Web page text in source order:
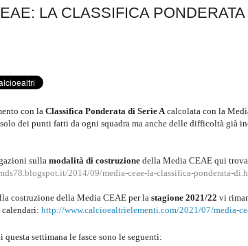
LA CLASSIFICA
con la Classifica Ponderata di Serie Acalcolata con la
dei punti fatti da ogni squadra ma anche delle difficoltà già
sullamodalità di costruzione della Media CEAE qui
2014/09/media-ceae-la-classifica-ponderata-
costruzione della Media CEAE per la stagione 2021/22 vi
calendari: http://www.calcioealtrielementi.com/2021/07/media-
settimana le fasce sono le seguenti: